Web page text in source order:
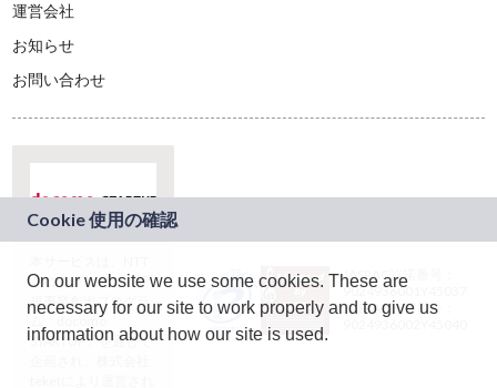
運営会社
お知らせ
お問い合わせ
ドコモグループの新
規事業創出プログラ
ム「docomo
STARTUP」を通じて
JASRAC許諾番号：
9024936001Y45037
JASRAC許諾番号：
On our website we use some cookies. These are
necessary for our site to work properly and to give us
information about how our site is used.